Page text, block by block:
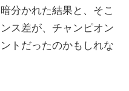
分かれた結果と、そこ
ス差が、チャンピオン
トだったのかもしれな